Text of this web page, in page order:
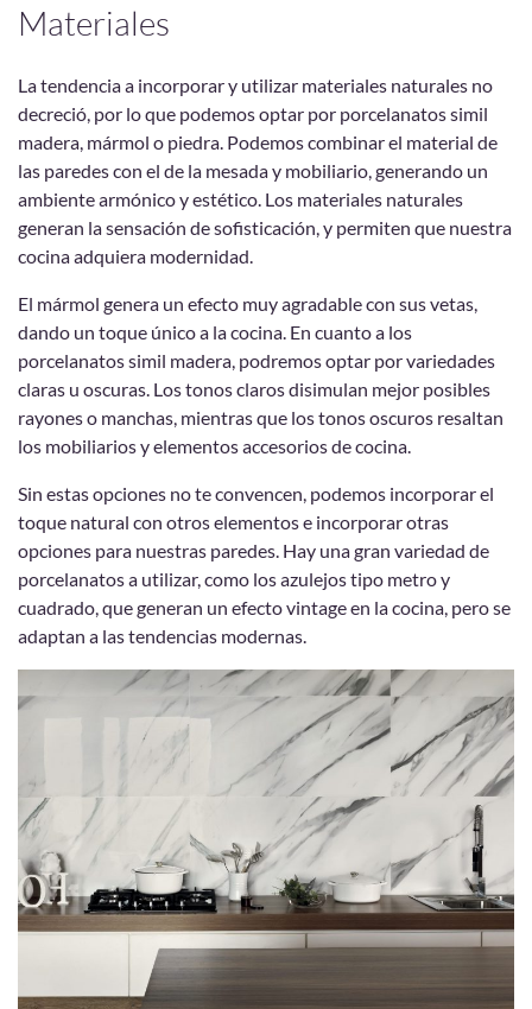
Materiales
La tendencia a incorporar y utilizar materiales naturales no
decreció, por lo que podemos optar por porcelanatos simil
madera, mármol o piedra. Podemos combinar el material de
las paredes con el de la mesada y mobiliario, generando un
ambiente armónico y estético. Los materiales naturales
generan la sensación de sofisticación, y permiten que nuestra
cocina adquiera modernidad.
El mármol genera un efecto muy agradable con sus vetas,
dando un toque único a la cocina. En cuanto a los
porcelanatos simil madera, podremos optar por variedades
claras u oscuras. Los tonos claros disimulan mejor posibles
rayones o manchas, mientras que los tonos oscuros resaltan
los mobiliarios y elementos accesorios de cocina.
Sin estas opciones no te convencen, podemos incorporar el
toque natural con otros elementos e incorporar otras
opciones para nuestras paredes. Hay una gran variedad de
porcelanatos a utilizar, como los azulejos tipo metro y
cuadrado, que generan un efecto vintage en la cocina, pero se
adaptan a las tendencias modernas.